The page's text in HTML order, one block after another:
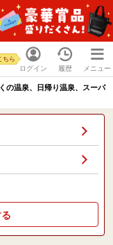
ログイン
ちら
履歴 メニュー
の温泉、日帰り温泉、スーパ